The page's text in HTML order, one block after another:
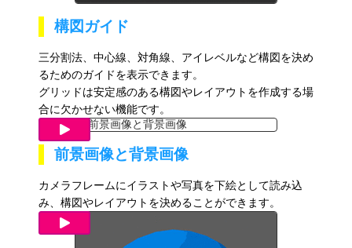
構図ガイド
三分割法、中心線、対角線、アイレベルなど構図を決め
るためのガイドを表示できます。
グリッドは安定感のある構図やレイアウトを作成する場
合に欠かせない機能です。
前景画像と背景画像
カメラフレームにイラストや写真を下絵として読み込
み、構図やレイアウトを決めることができます。